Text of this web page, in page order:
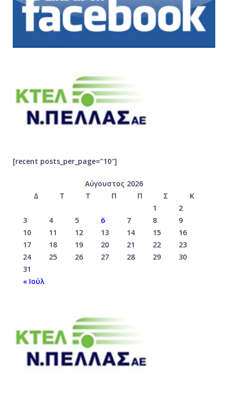
[recent posts_per_page=”10″]
Αύγουστος 2026
Δ
Τ Τ Π Π Σ
Κ
1
2
3
4 5 6 7 8
9
10
11 12 13 14 15
16
17
18 19 20 21 22
23
24
25 26 27 28 29
30
31
« Ιούλ